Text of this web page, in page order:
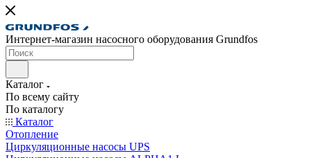
Интернет-магазин насосного оборудования Grundfos
Каталог
По всему сайту
По каталогу
Каталог
Отопление
Циркуляционные насосы UPS